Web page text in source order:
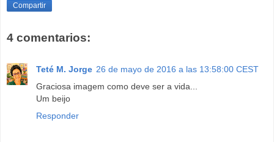
Compartir
4 comentarios:
Teté M. Jorge 26 de mayo de 2016 a las 13:58:00 CEST
Graciosa imagem como deve ser a vida...
Um beijo
Responder